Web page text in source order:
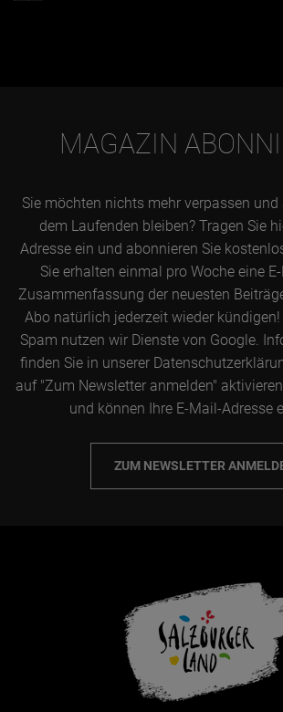
MAGAZIN
Sie möchten nichts mehr verpassen
dem Laufenden bleiben? Tragen Sie
Adresse ein und abonnieren Sie
Sie erhalten einmal pro Woche eine
Zusammenfassung der neuesten
Abo natürlich jederzeit wieder
Spam nutzen wir Dienste von Google.
finden Sie in unserer
auf "Zum Newsletter anmelden"
und können Ihre E-Mail-Adresse
ZUM NEWSLETTER